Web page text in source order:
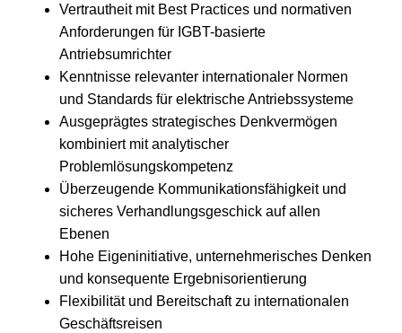
Vertrautheit mit Best Practices und normativen
Anforderungen für IGBT-basierte
Antriebsumrichter
Kenntnisse relevanter internationaler Normen
und Standards für elektrische Antriebssysteme
Ausgeprägtes strategisches Denkvermögen
kombiniert mit analytischer
Problemlösungskompetenz
Überzeugende Kommunikationsfähigkeit und
sicheres Verhandlungsgeschick auf allen
Ebenen
Hohe Eigeninitiative, unternehmerisches Denken
und konsequente Ergebnisorientierung
Flexibilität und Bereitschaft zu internationalen
Geschäftsreisen